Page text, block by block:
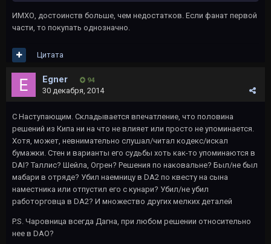
ИМХО, достоинств больше, чем недостатков. Если фанат первой
части, то покупать однозначно.
Цитата
Egner 94
30 декабря, 2014
С Наступающим. Складывается впечатление, что половина
решений из Кипа ни на что не влияет или просто не упоминается.
Хотя, может, невнимательно слушал/читал кодекс/искал
бумажки. Стен и варианты его судьбы хоть как-то упоминаются в
DAI? Таллис? Шейла, Огрен? Решения по наковальне? Был/не был
мабари в отряде? Убил наемницу в DA2 по квесту на сына
наместника или отпустил его с кунари? Убил/не убил
работорговца в DA2? И множество других мелких деталей
P.S. Чаровница всегда Дагна, при любом решении относительно
нее в DAO?